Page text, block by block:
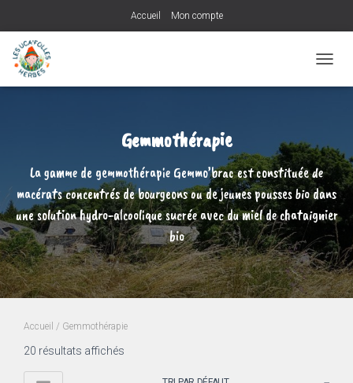
Accueil Mon compte
Gemmothérapie
La gamme de gemmothérapie Gemmo’brac est constituée de
macérats concentrés de bourgeons ou de jeunes pousses bio dans
une solution hydro-alcoolique sucrée avec du miel de chataignier
bio
Accueil / Gemmothérapie
20 résultats affichés